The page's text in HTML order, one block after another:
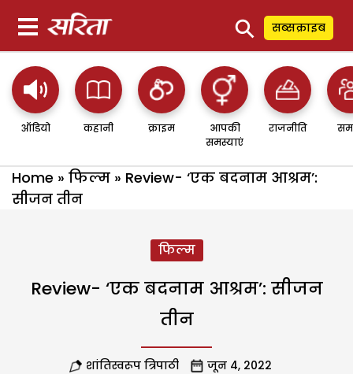
⚲ सब्सक्राइब
ऑडियो कहानी क्राइम
आपकी
समस्याएं
राजनीति
Home » फिल्म » Review- ‘एक बदनाम आश्रम’:
सीजन तीन
फिल्म
Review- ‘एक बदनाम आश्रम’: सीजन
तीन
शांतिस्वरूप त्रिपाठी जून 4, 2022